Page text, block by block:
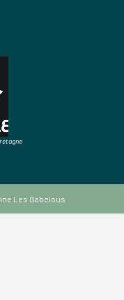
Les Gabelous